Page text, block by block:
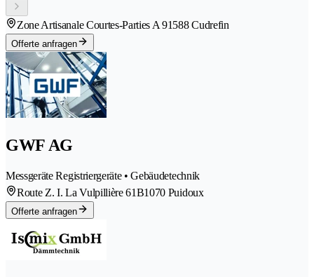
Zone Artisanale Courtes-Parties A 91588 Cudrefin
Offerte anfragen
GWF AG
Messgeräte Registriergeräte • Gebäudetechnik
Route Z. I. La Vulpillière 61B1070 Puidoux
Offerte anfragen